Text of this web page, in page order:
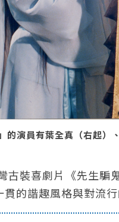
」的演員有葉全真（右起
古裝喜劇片《先生騙
的諧趣風格與對流行